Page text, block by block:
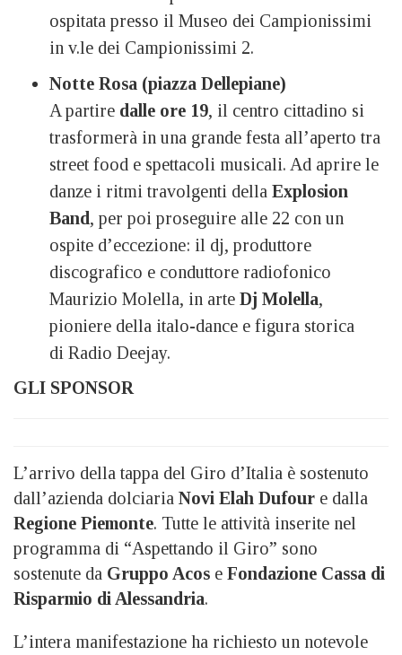
ospitata presso il Museo dei Campionissimi
in v.le dei Campionissimi 2.
Notte Rosa (piazza Dellepiane)
A partire dalle ore 19, il centro cittadino si
trasformerà in una grande festa all’aperto tra
street food e spettacoli musicali. Ad aprire le
danze i ritmi travolgenti della Explosion
Band, per poi proseguire alle 22 con un
ospite d’eccezione: il dj, produttore
discografico e conduttore radiofonico
Maurizio Molella, in arte Dj Molella,
pioniere della italo-dance e figura storica
di Radio Deejay.
GLI SPONSOR
L’arrivo della tappa del Giro d’Italia è sostenuto
dall’azienda dolciaria Novi Elah Dufour e dalla
Regione Piemonte. Tutte le attività inserite nel
programma di “Aspettando il Giro” sono
sostenute da Gruppo Acos e Fondazione Cassa di
Risparmio di Alessandria.
L’intera manifestazione ha richiesto un notevole